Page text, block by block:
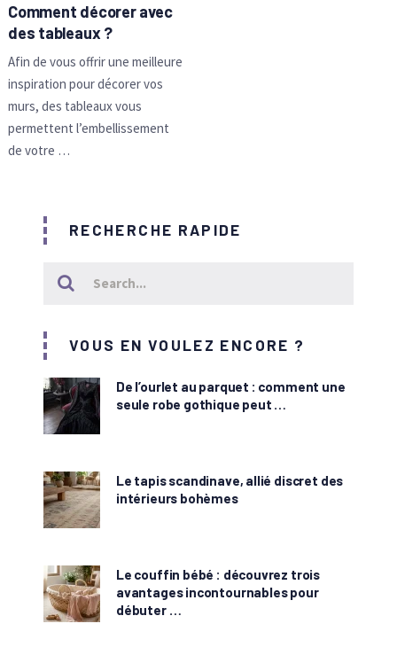
Comment décorer avec
des tableaux ?
Afin de vous offrir une meilleure
inspiration pour décorer vos
murs, des tableaux vous
permettent l’embellissement
de votre …
RECHERCHE RAPIDE
VOUS EN VOULEZ ENCORE ?
De l’ourlet au parquet : comment une
seule robe gothique peut …
Le tapis scandinave, allié discret des
intérieurs bohèmes
Le couffin bébé : découvrez trois
avantages incontournables pour
débuter …